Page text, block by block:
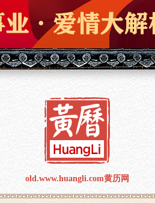
old.www.huangli.com黄历网